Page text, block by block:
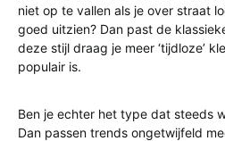
niet op te vallen als je over straat
goed uitzien? Dan past de
deze stijl draag je meer ‘tijdloze’
populair is.
Ben je echter het type dat steeds
Dan passen trends ongetwijfeld